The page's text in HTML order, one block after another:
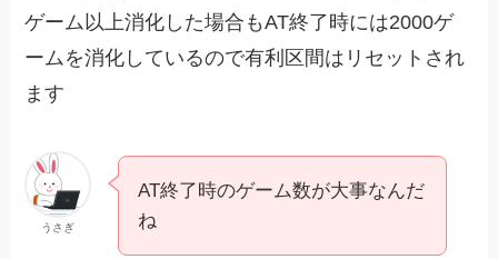
ゲーム以上消化した場合もAT終了時には2000ゲ
ームを消化しているので有利区間はリセットされ
ます
うさぎ
AT終了時のゲーム数が大事なんだ
ね